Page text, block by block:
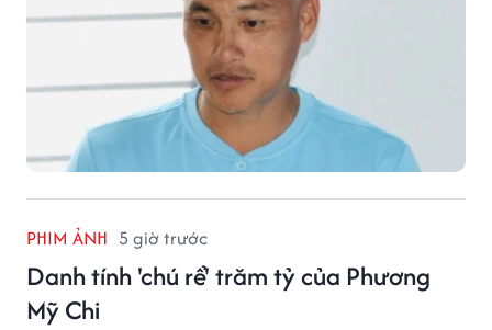
PHIM ẢNH 5 giờ trước
Danh tính 'chú rể' trăm tỷ của Phương
Mỹ Chi